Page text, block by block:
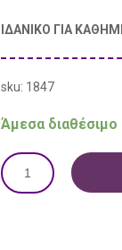
ΙΔΑΝΙΚΟ ΓΙΑ
sku: 1847
Άμεσα διαθέσιμο